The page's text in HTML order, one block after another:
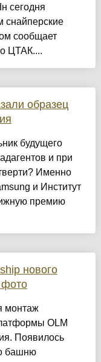
сегодня
снайперские
сообщает
ЦТАК....
образец
будущего
и при
Именно
и Институт
премию
нового
фото
монтаж
OLM
Появилось
башню